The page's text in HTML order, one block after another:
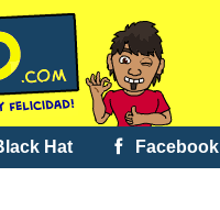
Hat Facebook